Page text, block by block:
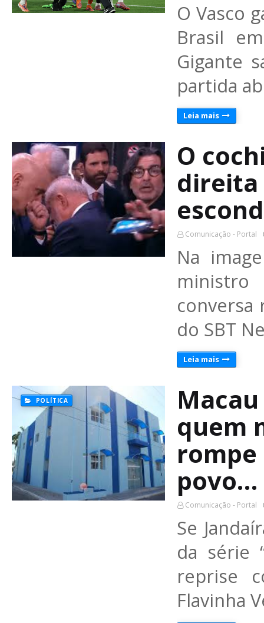
O Vasco
Brasil
Gigante
partida
Leia mais
O
direita
Comunicação - Portal
Na
ministro
conversa
do SBT
Leia mais
POLÍTICA
quem
rompe
povo…
Comunicação - Portal
Se
da série
reprise
Flavinha